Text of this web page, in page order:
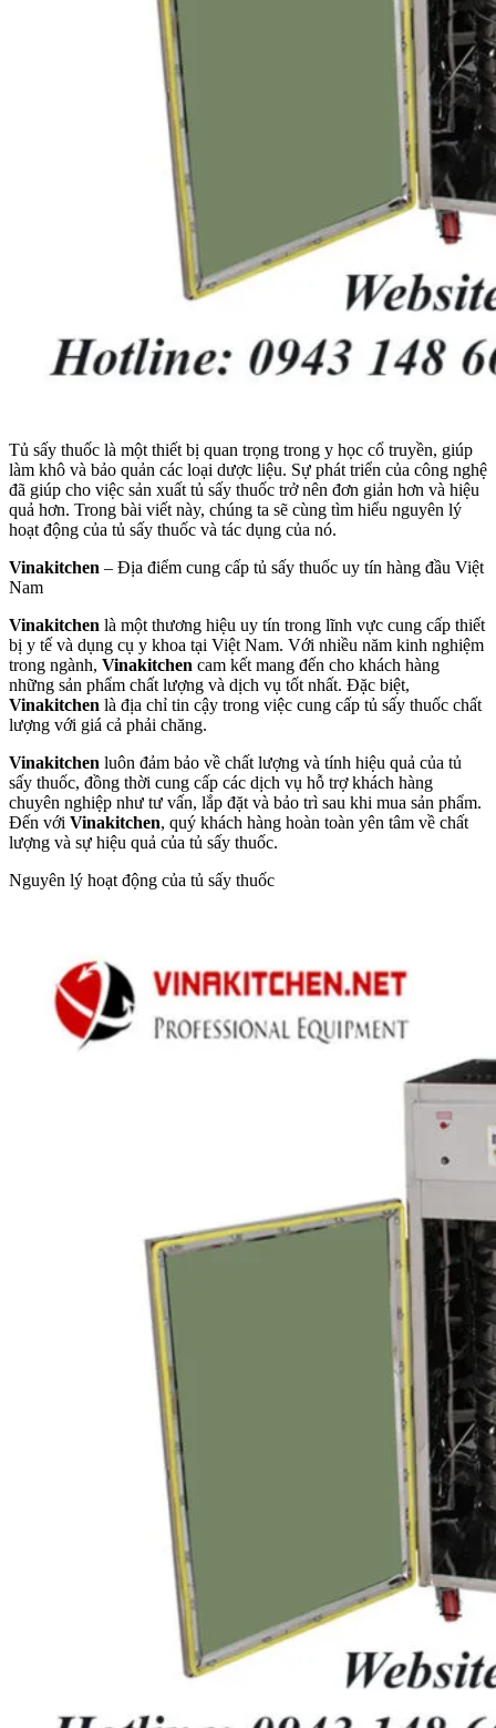
Tủ sấy thuốc là một thiết bị quan trọng trong y học cổ truyền, giúp
làm khô và bảo quản các loại dược liệu. Sự phát triển của công nghệ
đã giúp cho việc sản xuất tủ sấy thuốc trở nên đơn giản hơn và hiệu
quả hơn. Trong bài viết này, chúng ta sẽ cùng tìm hiểu nguyên lý
hoạt động của tủ sấy thuốc và tác dụng của nó.
Vinakitchen – Địa điểm cung cấp tủ sấy thuốc uy tín hàng đầu Việt
Nam
Vinakitchen là một thương hiệu uy tín trong lĩnh vực cung cấp thiết
bị y tế và dụng cụ y khoa tại Việt Nam. Với nhiều năm kinh nghiệm
trong ngành, Vinakitchen cam kết mang đến cho khách hàng
những sản phẩm chất lượng và dịch vụ tốt nhất. Đặc biệt,
Vinakitchen là địa chỉ tin cậy trong việc cung cấp tủ sấy thuốc chất
lượng với giá cả phải chăng.
Vinakitchen luôn đảm bảo về chất lượng và tính hiệu quả của tủ
sấy thuốc, đồng thời cung cấp các dịch vụ hỗ trợ khách hàng
chuyên nghiệp như tư vấn, lắp đặt và bảo trì sau khi mua sản phẩm.
Đến với Vinakitchen, quý khách hàng hoàn toàn yên tâm về chất
lượng và sự hiệu quả của tủ sấy thuốc.
Nguyên lý hoạt động của tủ sấy thuốc